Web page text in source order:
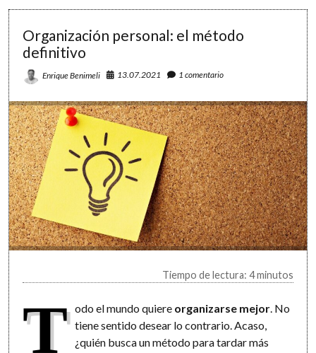
productivo:
13
Organización personal: el método
definitivo
Enrique Benimeli 13.07.2021 1 comentario
Tiempo de lectura: 4 minutos
T odo el mundo quiere organizarse mejor. No
tiene sentido desear lo contrario. Acaso,
¿quién busca un método para tardar más